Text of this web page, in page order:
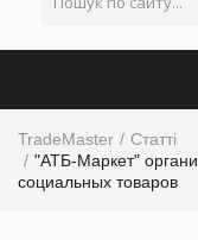
TradeMaster
Статті
"АТБ-Маркет"
социальных товаров